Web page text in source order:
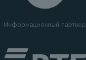
Информационный партнер